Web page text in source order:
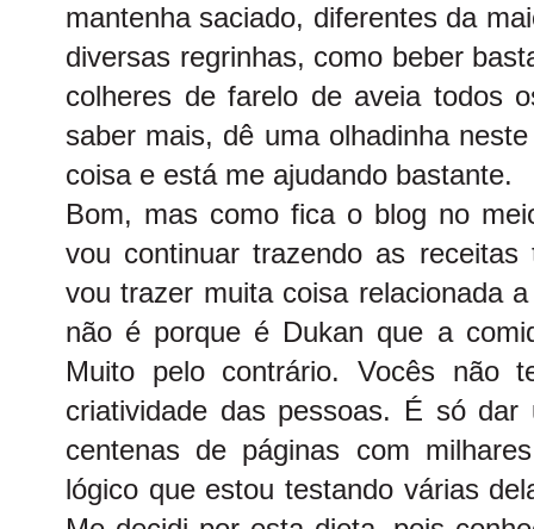
mantenha saciado, diferentes da
diversas regrinhas, como beber
colheres de farelo de aveia todos
saber mais, dê uma olhadinha
coisa e está me ajudando bastante.
Bom, mas como fica o blog no
vou continuar trazendo as receitas
vou trazer muita coisa relacionada
não é porque é Dukan que a
Muito pelo contrário. Vocês não
criatividade das pessoas. É só dar
centenas de páginas com
lógico que estou testando várias